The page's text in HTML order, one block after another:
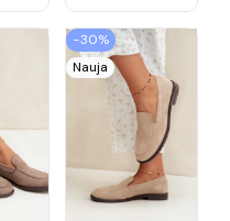
−30%
Nauja